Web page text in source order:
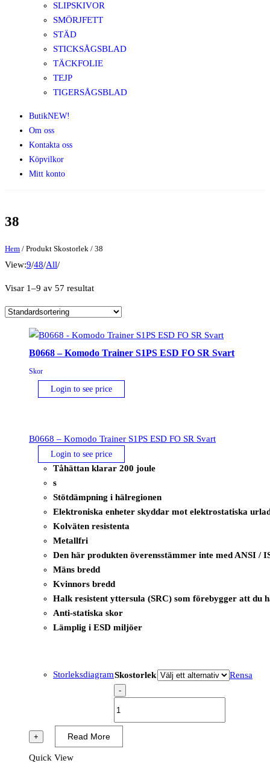
SLIPSKIVOR
SMÖRJFETT
STÄD
STICKSÅGSBLAD
TÄCKFOLIE
TEJP
TIGERSÅGSBLAD
ButikNEW!
Om oss
Kontakta oss
Köpvilkor
Mitt konto
38
Hem / Produkt Skostorlek / 38
View:9/48/All/
Visar 1–9 av 57 resultat
B0668 – Komodo Trainer S1PS ESD FO SR Svart
Skor
Login to see price
B0668 – Komodo Trainer S1PS ESD FO SR Svart
Login to see price
Tåhättan klarar 200 joule
s
Stötdämpning i hälregionen
Elektroniska enheter skyddar mot elektrostatiska
Kolväten resistenta
Metallfri
Den här produkten överensstämmer inte med ANSI /
Mäns bredd
Kvinnors bredd
Halk resistent yttersula (SRC) som förebygger att du
Anti-statiska skor
Lämplig i ESD miljöer
StorleksdiagramSkostorlek Rensa
-
Trainer
+ Read More
Quick View